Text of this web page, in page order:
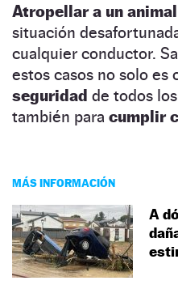
Atropellar a un animal
situación
cualquier conductor.
estos casos no solo es
seguridad de todos
también para cumplir
MÁS INFORMACIÓN
A